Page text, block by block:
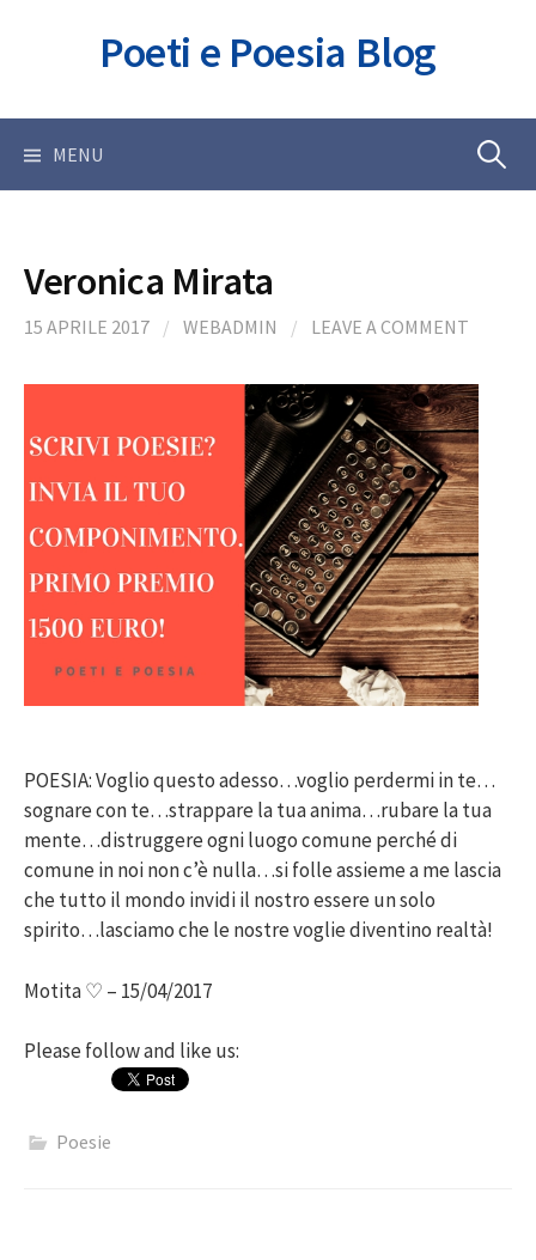
Poeti e Poesia Blog
MENU Ricerca
Veronica Mirata
15 APRILE 2017 / WEBADMIN / LEAVE A COMMENT
POESIA: Voglio questo adesso…voglio perdermi in te…
sognare con te…strappare la tua anima…rubare la tua
mente…distruggere ogni luogo comune perché di
comune in noi non c’è nulla…si folle assieme a me lascia
che tutto il mondo invidi il nostro essere un solo
spirito…lasciamo che le nostre voglie diventino realtà!
Motita ♡ – 15/04/2017
Please follow and like us:
Poesie